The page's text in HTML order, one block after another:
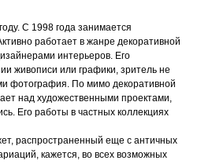
С 1998 года занимается
работает в жанре декоративной
интерьеров. Его
живописи или графики, зритель не
фотография. По мимо декоративной
над художественными проектами,
Его работы в частных коллекциях
распространенный еще с античных
кажется, во всех возможных